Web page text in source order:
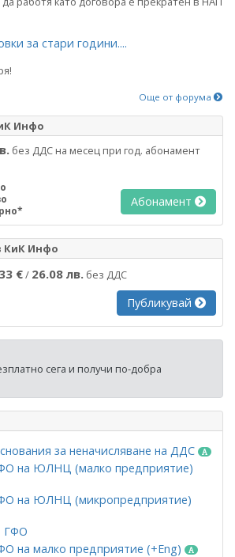
за стари години....
Още от форума
Инфо
без ДДС на месец при год. абонамент
Абонамент
КиК Инфо
€/ 26.08 лв. без ДДС
Публикувай
сега и получи по-добра
за неначисляване на ДДС
на ЮЛНЦ (малко предприятие)
на ЮЛНЦ (микропредприятие)
ГФО
на малко предприятие (+Eng)